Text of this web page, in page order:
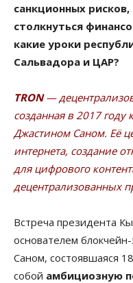
санкционных
столкнуться
какие уроки
Сальвадора и ЦАР?
TRON—
созданная в 2017
Джастином Саном. Её
интернета, создание
для цифрового
децентрализованных
Встреча президента
основателем
Саном, состоявшаяся
собой амбициозную